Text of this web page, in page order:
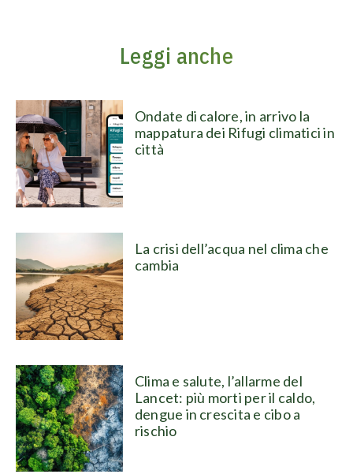
Leggi anche
Ondate di calore, in arrivo la
mappatura dei Rifugi climatici in
città
La crisi dell’acqua nel clima che
cambia
Clima e salute, l’allarme del
Lancet: più morti per il caldo,
dengue in crescita e cibo a
rischio